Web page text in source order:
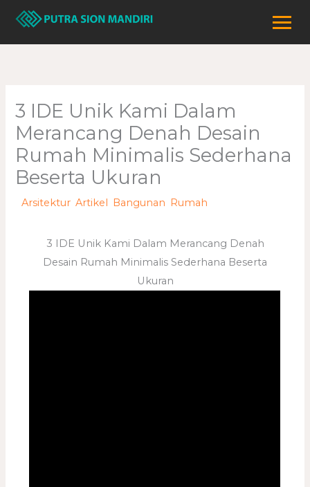
Lewati
konten
3 IDE Unik Kami Dalam
Merancang Denah Desain
Rumah Minimalis Sederhana
Beserta Ukuran
/Arsitektur ,Artikel Bangunan Rumah
3 IDE Unik Kami Dalam Merancang Denah
Desain Rumah Minimalis Sederhana Beserta
Ukuran